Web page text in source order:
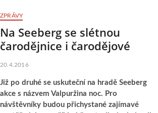
ZPRÁVY
Na Seeberg se slétnou
čarodějnice i čarodějové
20.4.2016
Již po druhé se uskuteční na hradě Seeberg
akce s názvem Valpuržina noc. Pro
návštěvníky budou přichystané zajímavé